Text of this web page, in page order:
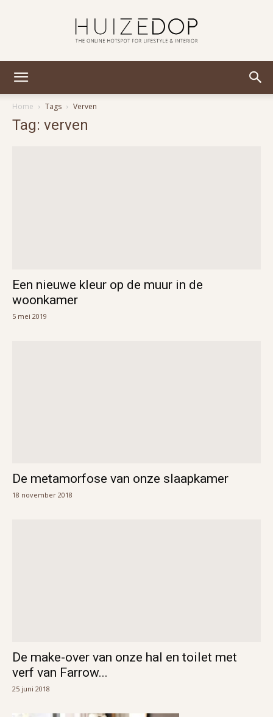
Home
Tags Verven
Tag: verven
Een nieuwe kleur op de muur in de
woonkamer
5 mei 2019
De metamorfose van onze slaapkamer
18 november 2018
De make-over van onze hal en toilet met
verf van Farrow...
25 juni 2018